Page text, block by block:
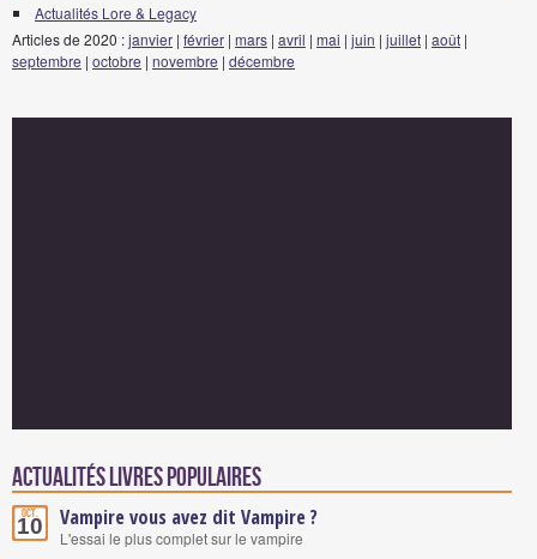
Actualités Lore & Legacy
Articles de 2020 :janvier | février | mars | avril | mai | juin | juillet | août |
septembre | octobre | novembre | décembre
Actualités Livres populaires
Oct.
10 Vampire vous avez dit Vampire ?
L'essai le plus complet sur le vampire